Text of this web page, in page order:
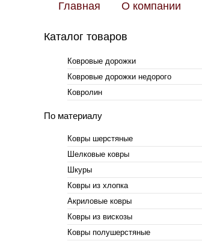
Главная О компании
Каталог товаров
Ковровые дорожки
Ковровые дорожки недорого
Ковролин
По материалу
Ковры шерстяные
Шелковые ковры
Шкуры
Ковры из хлопка
Акриловые ковры
Ковры из вискозы
Ковры полушерстяные